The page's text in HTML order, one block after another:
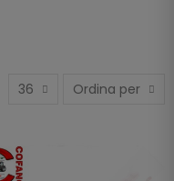
36 Ordina per